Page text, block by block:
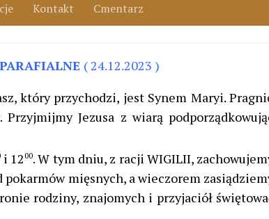
Kontakt
Cmentarz
( 24.12.2023 )
który przychodzi, jest Synem Maryi.
Przyjmijmy Jezusa z wiarą
i 12 00. W tym dniu, z racji WIGILII,
mięsnych, a wieczorem
rodziny, znajomych i przyjaciół